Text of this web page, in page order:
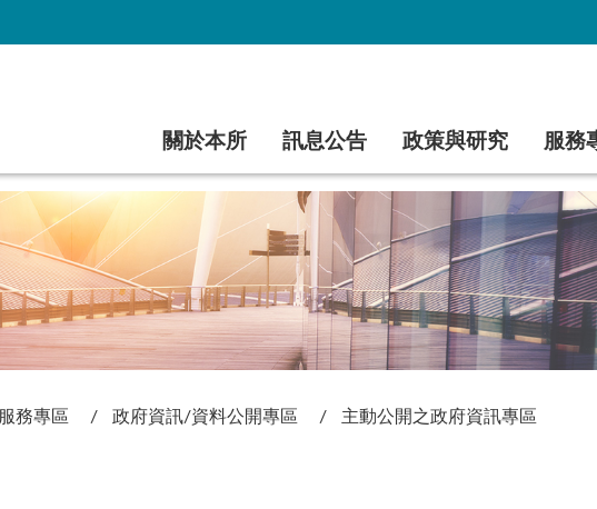
關於本所 訊息公告 政策與研究 服務
服務專區 政府資訊/資料公開專區 主動公開之政府資訊專區